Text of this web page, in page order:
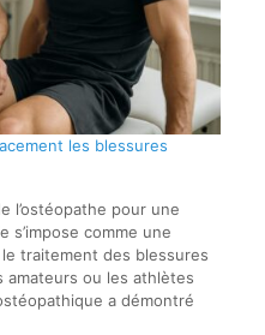
les blessures
l’ostéopathe pour une
s’impose comme une
traitement des blessures
amateurs ou les athlètes
a démontré